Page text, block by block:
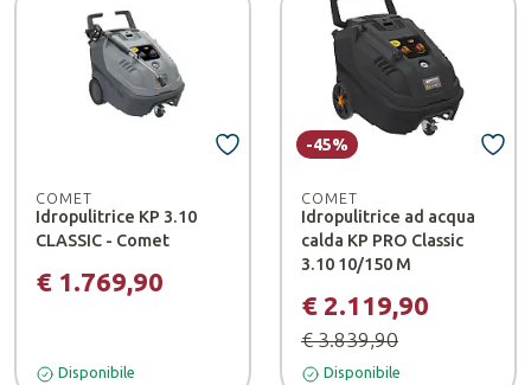
COMET
Idropulitrice KP 3.10
CLASSIC - Comet
€ 1.769,90
Disponibile
COMET
Idropulitrice ad acqua
calda KP PRO Classic
3.10 10/150 M
€ 2.119,90
€ 3.839,90
-45%
Disponibile